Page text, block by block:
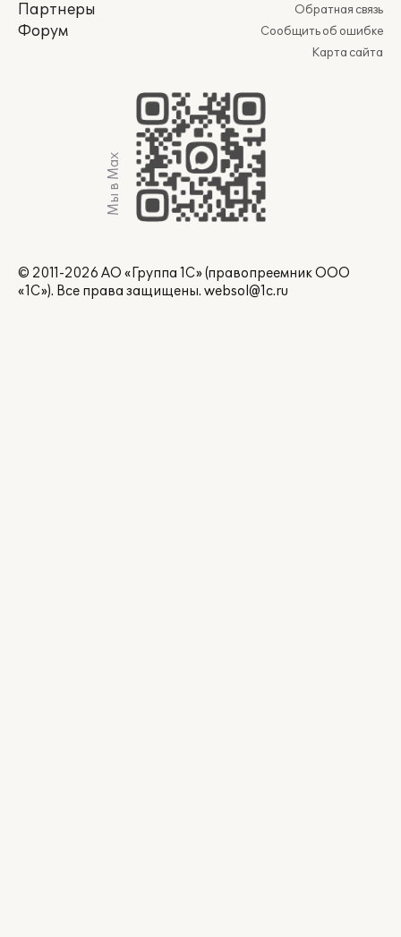
Партнеры
Форум
Обратная связь
Сообщить об ошибке
Карта сайта
Мы в Max
© 2011-2026 АО «Группа 1С» (правопреемник ООО
«1С»). Все права защищены. websol@1c.ru